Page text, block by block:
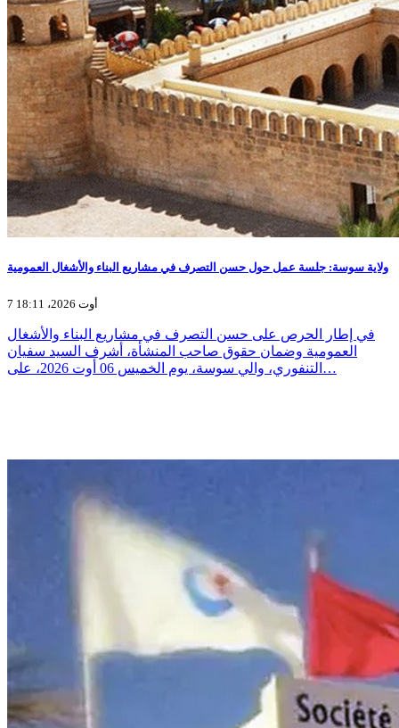
ولاية سوسة: جلسة عمل حول حسن التصرف في مشاريع البناء والأشغال العمومية
7 أوت 2026، 18:11
في إطار الحرص على حسن التصرف في مشاريع البناء والأشغال
العمومية وضمان حقوق صاحب المنشأة، أشرف السيد سفيان
التنفوري، والي سوسة، يوم الخميس 06 أوت 2026، على…